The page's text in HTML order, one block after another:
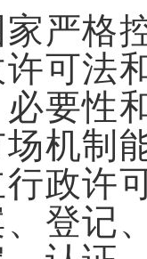
严格
可法
要性
机制
政许
登记